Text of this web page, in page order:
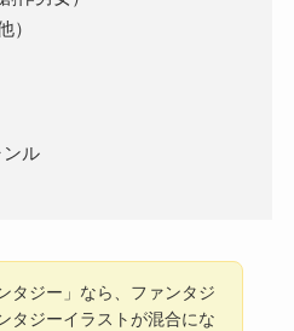
）
ル
タジー」なら、ファンタジ
タジーイラストが混合にな